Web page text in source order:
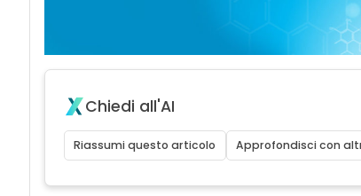
Chiedi all'AI
Riassumi questo articolo Approfondisci con